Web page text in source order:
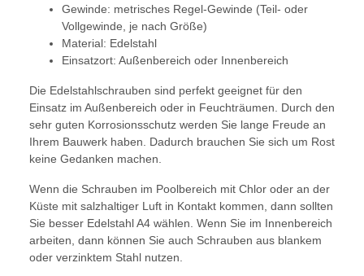
Gewinde: metrisches Regel-Gewinde (Teil- oder
Vollgewinde, je nach Größe)
Material: Edelstahl
Einsatzort: Außenbereich oder Innenbereich
Die Edelstahlschrauben sind perfekt geeignet für den
Einsatz im Außenbereich oder in Feuchträumen. Durch den
sehr guten Korrosionsschutz werden Sie lange Freude an
Ihrem Bauwerk haben. Dadurch brauchen Sie sich um Rost
keine Gedanken machen.
Wenn die Schrauben im Poolbereich mit Chlor oder an der
Küste mit salzhaltiger Luft in Kontakt kommen, dann sollten
Sie besser Edelstahl A4 wählen. Wenn Sie im Innenbereich
arbeiten, dann können Sie auch Schrauben aus blankem
oder verzinktem Stahl nutzen.